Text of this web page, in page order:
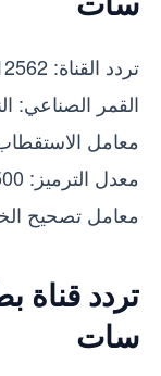
تردد القناة: 12562.
القمر الصناعي:
معامل
معدل الترميز: 27500.
معامل تصحيح
تردد
سات